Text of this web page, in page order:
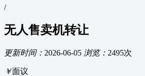
/
无人售卖机转让
更新时间： 2026-06-05 浏览： 2495次
￥面议